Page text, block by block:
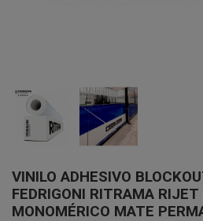
VINILO ADHESIVO
FEDRIGONI RITRAMA
MONOMÉRICO MATE